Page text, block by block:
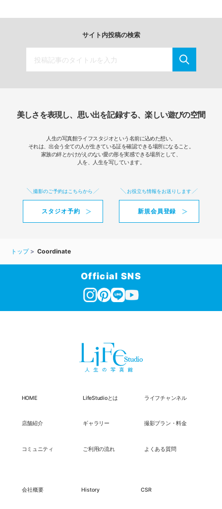
サイト内投稿の検索
美しさを表現し、思い出を記録する、楽しい遊びの空間
人生の写真館ライフスタジオという名前に込めた想い。
それは、出会う全ての人が生きている証を確認できる場所になること。
家族の絆とかけがえのない愛の形を実感できる場所として、
人を、人生を写しています。
撮影のご予約はこちらから
スタジオ予約
お役立ち情報をお送りします
新規会員登録
トップ Coordinate
Official SNS
HOME LifeStudioとは ライフチャンネル
店舗紹介 ギャラリー 撮影プラン・料金
コミュニティ ご利用の流れ よくある質問
会社概要 History CSR